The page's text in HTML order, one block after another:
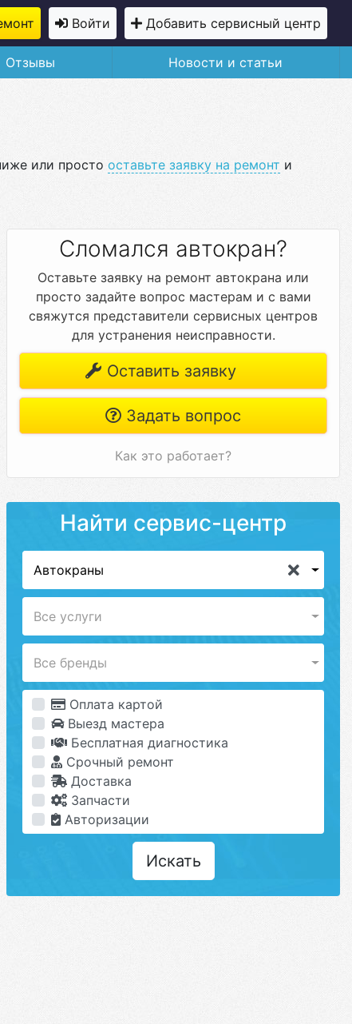
Войти Добавить сервисный центр
Отзывы Новости и статьи
или просто оставьте заявку на ремонт и
Сломался автокран?
Оставьте заявку на ремонт автокрана или
просто задайте вопрос мастерам и с вами
свяжутся представители сервисных центров
для устранения неисправности.
Оставить заявку
Задать вопрос
Как это работает?
Найти сервис-центр
Автокраны
Все услуги
Все бренды
Оплата картой
Выезд мастера
Бесплатная диагностика
Срочный ремонт
Доставка
Запчасти
Авторизации
Искать